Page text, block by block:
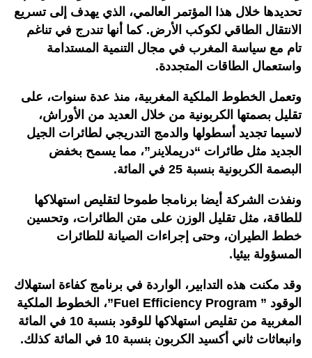
تحديدها خلال هذا المؤتمر العالمي، الذي يهدف إلى تسريع
الانتقال الطاقي لكوكب الأرض. كما أنها تندرج في تناغم
تام مع سياسة المغرب في مجال التنمية المستدامة
واستعمال الطاقات المتجددة.
وتعمل الخطوط الملكية المغربية، منذ عدة سنوات، على
تقليل بصمتها الكربونية من خلال العديد من الأوراش،
لاسيما تجديد أسطولها والدمج التدريجي لطائرات الجيل
الجديد مثل طائرات “دريملاينر”، مما يسمح بخفض
البصمة الكربونية بنسبة 25 في المائة.
ونفذت الشركة أيضا برنامجا طموحا لتقليص استهلاكها
للطاقة، مثل تقليل الوزن على متن الطائرات، وتحسين
خطط الطيران، وحتى إجراءات الصيانة للطائرات
المسؤولة بيئيا.
وقد مكنت هذه التدابير، الواردة في برنامج كفاءة استهلاك
الوقود ” Fuel Efficiency Program”، الخطوط الملكية
المغربية من تقليص استهلاكها للوقود بنسبة 10 في المائة
وانبعاثات ثاني أكسيد الكربون بنسبة 10 في المائة كذلك.